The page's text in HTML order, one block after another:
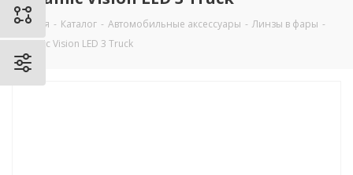
Главная - Каталог - Автомобильные аксессуары - Линзы в фары -
Dynamic Vision LED 3 Truck